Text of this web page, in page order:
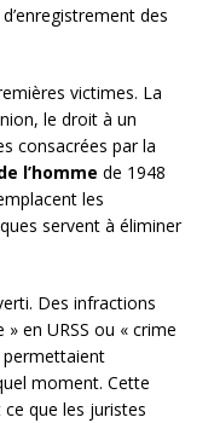
des
victimes. La
le droit à un
consacrées par la
l’homme de 1948
les
servent à éliminer
Des infractions
en URSS ou « crime
permettaient
moment. Cette
que les juristes